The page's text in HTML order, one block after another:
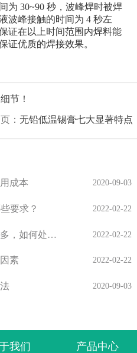
为 30~90 秒，波峰焊时被焊
波峰接触的时间为 4 秒左
证在以上时间范围内焊料能
证优质的焊接效果。
节！
： 无铅低温锡膏七大显著特点
成本 2020-09-03
要求？ 2022-02-22
锡条使用过程中，锡渣过多，如何处理？ 2022-02-22
素 2022-02-22
2020-09-03
我们
产品中心